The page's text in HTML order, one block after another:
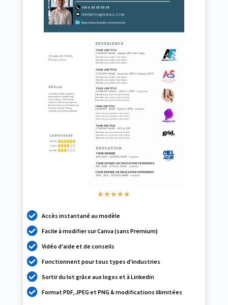
☆☆☆☆☆
 Accès instantané au modèle
 Facile à modifier sur Canva (sans Premium)
 Vidéo d'aide et de conseils
 Fonctionnent pour tous types d'industries
 Sortir du lot grâce aux logos et à Linkedin
 Format PDF, JPEG et PNG & modifications illimitées